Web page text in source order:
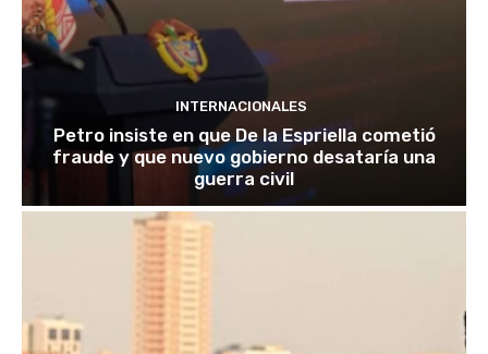
INTERNACIONALES
Petro insiste en que De la Espriella cometió
fraude y que nuevo gobierno desataría una
guerra civil